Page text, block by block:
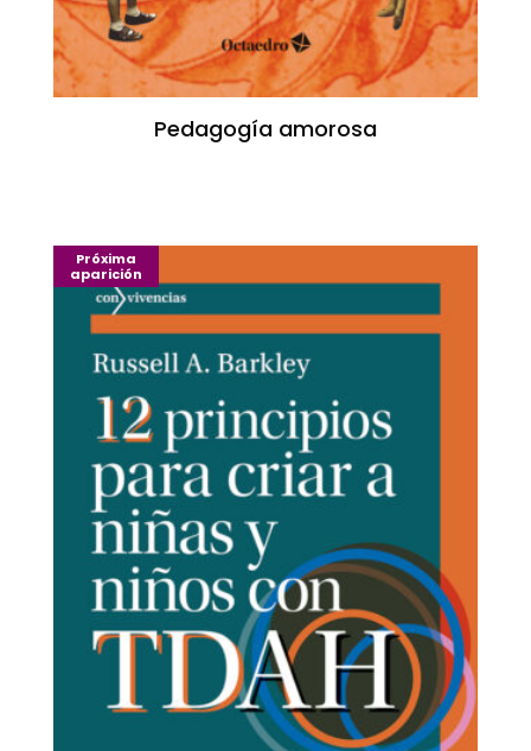
Pedagogía amorosa
Próxima
aparición